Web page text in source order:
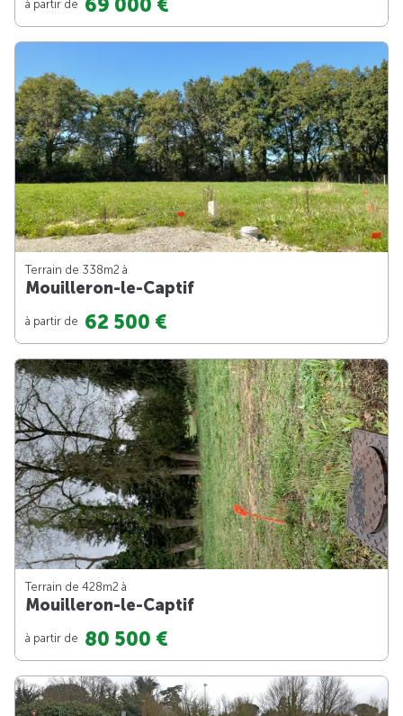
à partir de 69 000 €
Terrain de 338m2 à
Mouilleron-le-Captif
à partir de 62 500 €
Terrain de 428m2 à
Mouilleron-le-Captif
à partir de 80 500 €